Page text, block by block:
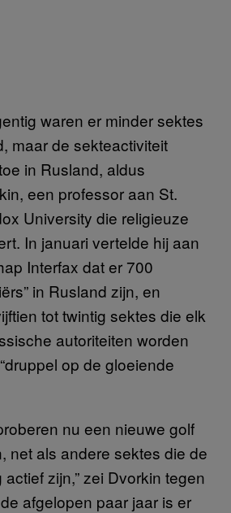
waren er minder sektes
maar de sekteactiviteit
in Rusland, aldus
een professor aan St.
University die religieuze
In januari vertelde hij aan
Interfax dat er 700
in Rusland zijn, en
tot twintig sektes die elk
autoriteiten worden
op de gloeiende
nu een nieuwe golf
net als andere sektes die de
zijn,” zei Dvorkin tegen
afgelopen paar jaar is er